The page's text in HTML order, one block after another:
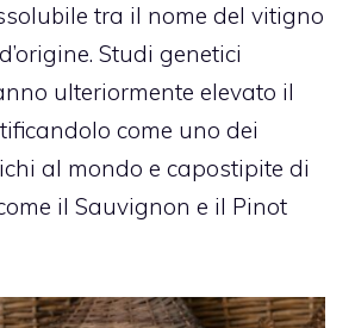
tra il nome del vitigno
Studi genetici
ulteriormente elevato il
come uno dei
al mondo e capostipite di
il Sauvignon e il Pinot